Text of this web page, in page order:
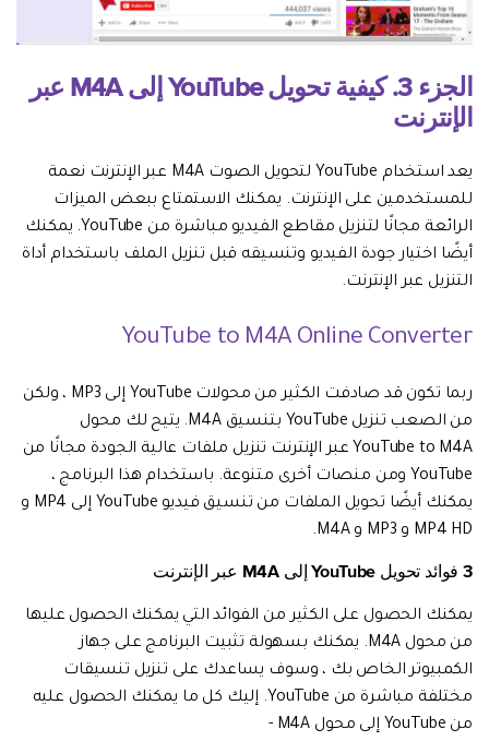
الجزء 3. كيفية تحويل YouTube إلى M4A عبر
الإنترنت
يعد استخدام YouTube لتحويل الصوت M4A عبر الإنترنت نعمة
للمستخدمين على الإنترنت. يمكنك الاستمتاع ببعض الميزات
الرائعة مجانًا لتنزيل مقاطع الفيديو مباشرة من YouTube. يمكنك
أيضًا اختيار جودة الفيديو وتنسيقه قبل تنزيل الملف باستخدام أداة
التنزيل عبر الإنترنت.
YouTube to M4A Online Converter
ربما تكون قد صادفت الكثير من محولات YouTube إلى MP3 ، ولكن
من الصعب تنزيل YouTube بتنسيق M4A. يتيح لك محول
YouTube to M4A عبر الإنترنت تنزيل ملفات عالية الجودة مجانًا من
YouTube ومن منصات أخرى متنوعة. باستخدام هذا البرنامج ،
يمكنك أيضًا تحويل الملفات من تنسيق فيديو YouTube إلى MP4 و
MP4 HD و MP3 و M4A.
3 فوائد تحويل YouTube إلى M4A عبر الإنترنت
يمكنك الحصول على الكثير من الفوائد التي يمكنك الحصول عليها
من محول M4A. يمكنك بسهولة تثبيت البرنامج على جهاز
الكمبيوتر الخاص بك ، وسوف يساعدك على تنزيل تنسيقات
مختلفة مباشرة من YouTube. إليك كل ما يمكنك الحصول عليه
من YouTube إلى محول M4A -